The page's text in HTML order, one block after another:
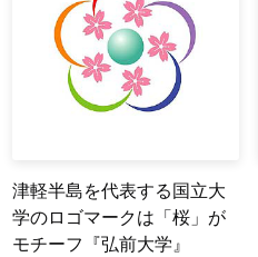
津軽半島を代表する国立大
学のロゴマークは「桜」が
モチーフ『弘前大学』